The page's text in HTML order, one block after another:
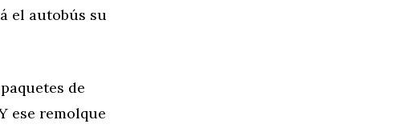
el autobús su
de
ese remolque